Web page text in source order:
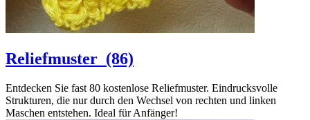
Reliefmuster (86)
Entdecken Sie fast 80 kostenlose Reliefmuster. Eindrucksvolle
Strukturen, die nur durch den Wechsel von rechten und linken
Maschen entstehen. Ideal für Anfänger!